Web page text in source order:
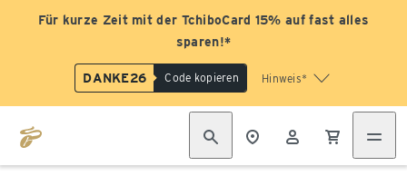
Für kurze Zeit mit der TchiboCard 15% auf fast alles
sparen!*
DANKE26 Code kopieren Hinweis*